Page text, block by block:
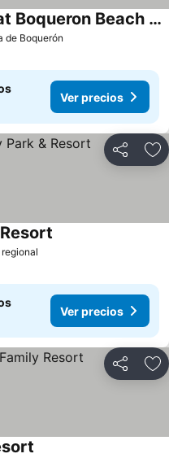
de Boquerón
Aquarius Vacation Club at Boqueron Beach Resort
Ver precios
Compartir
Ver precios
Compartir